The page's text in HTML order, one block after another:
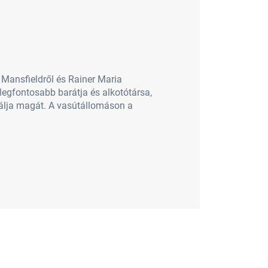
és Rainer Maria
barátja és alkotótársa,
magát. A vasútállomáson a